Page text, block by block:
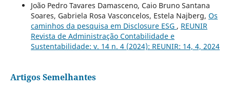
João Pedro Tavares Damasceno, Caio Bruno Santana
Soares, Gabriela Rosa Vasconcelos, Estela Najberg, Os
caminhos da pesquisa em Disclosure ESG , REUNIR
Revista de Administração Contabilidade e
Sustentabilidade: v. 14 n. 4 (2024): REUNIR: 14, 4, 2024
Artigos Semelhantes